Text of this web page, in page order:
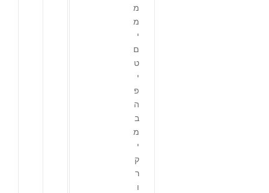
מ
מ
י
ם
ט
י
פ
ה
ב
מ
י
ק
ר
ו